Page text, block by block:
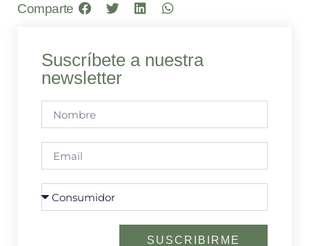
Comparte
Suscríbete a nuestra
newsletter
SUSCRIBIRME